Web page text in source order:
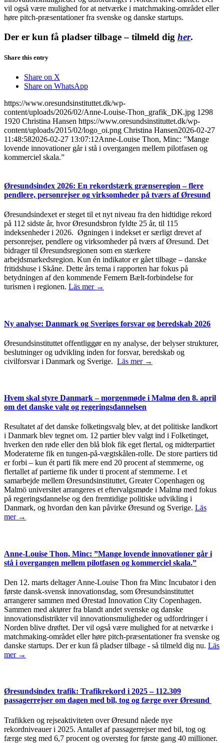
vil også være mulighed for at netværke i matchmaking-området eller
høre pitch-præsentationer fra svenske og danske startups.
Der er kun få pladser tilbage – tilmeld dig her.
Share this entry
Share on X
Share on WhatsApp
https://www.oresundsinstituttet.dk/wp-
content/uploads/2026/02/Anne-Louise-Thon_grafik_DK.jpg 1298
1920 Christina Hansen https://www.oresundsinstituttet.dk/wp-
content/uploads/2015/02/logo_oi.png Christina Hansen2026-02-27
11:48:582026-02-27 13:07:12Anne-Louise Thon, Minc: ”Mange
lovende innovationer går i stå i overgangen mellem pilotfasen og
kommerciel skala.”
Øresundsindex 2026: En rekordstærk grænseregion – flere
pendlere, personrejser og virksomheder på tværs af Øresund
Øresundsindexet er steget til et nyt niveau fra den hidtidige rekord
på 112 sidste år, hvor Øresundsbron fyldte 25 år, til 115
indeksenheder i 2026. Øgningen i indekset er særligt drevet af
personrejser, pendlere og virksomheder på tværs af Øresund. Det
bidrager til Øresundsregionen som en stærkere
arbejdsmarkedsregion. Kun én indikator er gået tilbage – danske
fritidshuse i Skåne. Dette års tema i rapporten har fokus på
betydningen af den kommende Femern Bælt-forbindelse for
turismen i regionen. Läs mer →
Ny analyse: Danmark og Sveriges forsvar og beredskab 2026
Øresundsinstituttet offentliggør en ny analyse, der belyser strukturer,
beslutninger og udvikling inden for forsvar, beredskab og
civilforsvar i Danmark og Sverige. Läs mer →
Hvem skal styre Danmark – morgenmøde i Malmø den 8. april
om det danske valg og regeringsdannelsen
Resultatet af det danske folketingsvalg blev, at det politiske landkort
i Danmark blev tegnet om. 12 partier blev valgt ind i Folketinget,
hverken den røde eller den blå blok fik eget flertal, og midterpartiet
Moderaterne fik en tungen-på-vægtskålen-rolle. De store partiers tid
er forbi – kun ét parti fik mere end 20 procent af stemmerne, og
flertallet af partierne fik under ti procent af stemmerne. I et
samarbejde mellem Øresundsinstituttet, Greater Copenhagen og
Malmö universitet arrangeres et eftervalgsmøde i Malmø med fokus
på regeringsdannelse og den fremtidige politiske udvikling i
Danmark, og hvordan den kan påvirke Øresund og Sverige. Läs
mer →
Anne-Louise Thon, Minc: ”Mange lovende innovationer går i
stå i overgangen mellem pilotfasen og kommerciel skala.”
Den 12. marts deltager Anne-Louise Thon fra Minc Incubator i den
første dansk-svensk innovationsdag, som Øresundsinstituttet
arrangerer sammen med Ørestad Innovation City Copenhagen.
Sammen med aktører fra blandt andet svenske og danske
innovationsdistrikter vil innovationsmuligheder og udfordringer i
Norden blive drøftet. Der vil også være mulighed for at netværke i
matchmaking-området eller høre pitch-præsentationer fra svenske og
danske startups. Der er kun få pladser tilbage - så tilmeld dig nu. Läs
mer →
Øresundsindex trafik: Trafikrekord i 2025 – 112.309
passagerrejser om dagen med bil, tog og færge over Øresund
Trafikken og rejseaktiviteten over Øresund nåede nye
rekordniveauer i 2025. Antallet af passagerrejser med bil, tog og
færge steg med 6,7 procent og oversteg for første gang 40 millioner.